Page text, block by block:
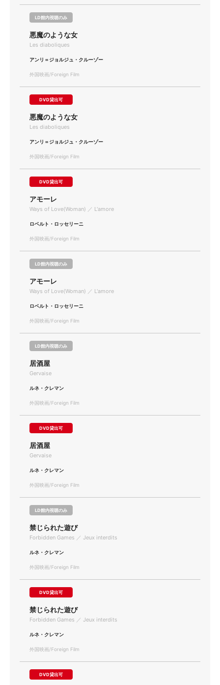
LD館内視聴のみ
悪魔のような女
Les diaboliques
アンリ＝ジョルジュ・クルーゾー
外国映画/Foreign Film
DVD貸出可
悪魔のような女
Les diaboliques
アンリ＝ジョルジュ・クルーゾー
外国映画/Foreign Film
DVD貸出可
アモーレ
Ways of Love(Woman) ／ L'amore
ロベルト・ロッセリーニ
外国映画/Foreign Film
LD館内視聴のみ
アモーレ
Ways of Love(Woman) ／ L'amore
ロベルト・ロッセリーニ
外国映画/Foreign Film
LD館内視聴のみ
居酒屋
Gervaise
ルネ・クレマン
外国映画/Foreign Film
DVD貸出可
居酒屋
Gervaise
ルネ・クレマン
外国映画/Foreign Film
LD館内視聴のみ
禁じられた遊び
Forbidden Games ／ Jeux interdits
ルネ・クレマン
外国映画/Foreign Film
DVD貸出可
禁じられた遊び
Forbidden Games ／ Jeux interdits
ルネ・クレマン
外国映画/Foreign Film
DVD貸出可